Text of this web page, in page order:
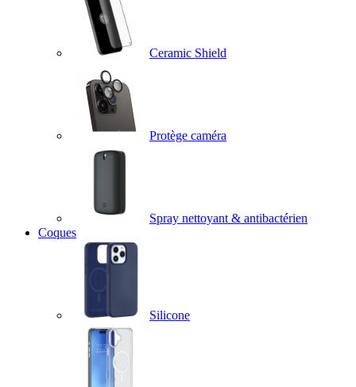
Ceramic Shield
Protège caméra
Spray nettoyant & antibactérien
Coques
Silicone